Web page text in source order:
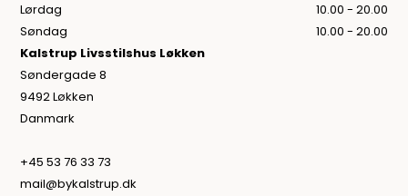
Lørdag
10.00 - 20.00
Søndag
10.00 - 20.00
Kalstrup Livsstilshus Løkken
Søndergade 8
9492 Løkken
Danmark
+45 53 76 33 73
mail@bykalstrup.dk